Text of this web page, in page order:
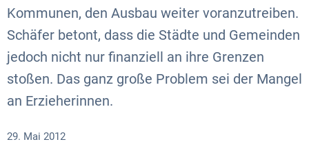
Kommunen, den Ausbau weiter voranzutreiben.
Schäfer betont, dass die Städte und Gemeinden
jedoch nicht nur finanziell an ihre Grenzen
stoßen. Das ganz große Problem sei der Mangel
an Erzieherinnen.
29. Mai 2012